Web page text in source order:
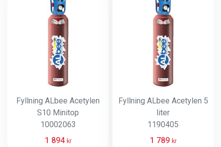
Fyllning ALbee Acetylen
S10 Minitop
10002063
1 894 kr
Fyllning ALbee Acetylen 5
liter
1190405
1 789 kr